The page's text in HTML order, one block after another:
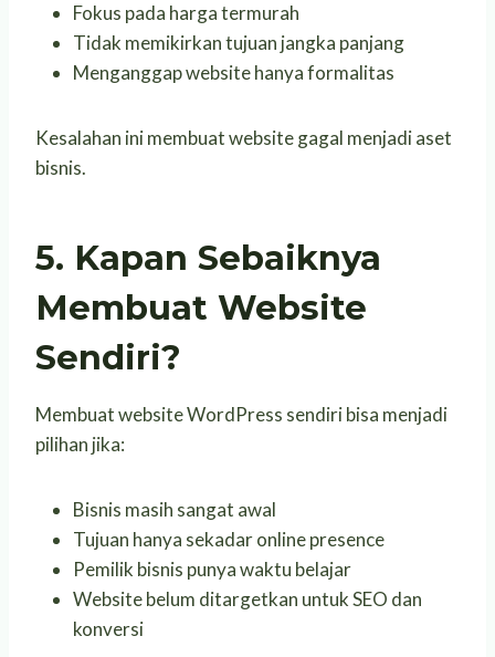
Fokus pada harga termurah
Tidak memikirkan tujuan jangka panjang
Menganggap website hanya formalitas
Kesalahan ini membuat website gagal menjadi aset
bisnis.
5. Kapan Sebaiknya
Membuat Website
Sendiri?
Membuat website WordPress sendiri bisa menjadi
pilihan jika:
Bisnis masih sangat awal
Tujuan hanya sekadar online presence
Pemilik bisnis punya waktu belajar
Website belum ditargetkan untuk SEO dan
konversi